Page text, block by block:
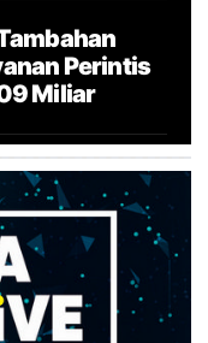
Perintis
Miliar